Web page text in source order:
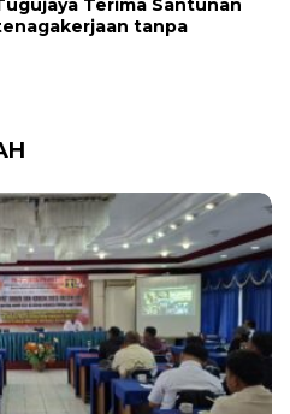
Terima Santunan
tanpa